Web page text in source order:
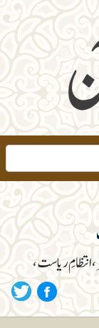
انتظامِ ریاست،